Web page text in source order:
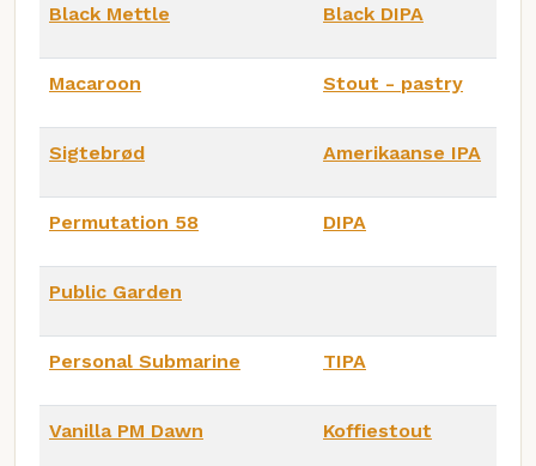
Black Mettle Black DIPA
Macaroon Stout - pastry
Sigtebrød Amerikaanse IPA
Permutation 58 DIPA
Public Garden
Personal Submarine TIPA
Vanilla PM Dawn Koffiestout